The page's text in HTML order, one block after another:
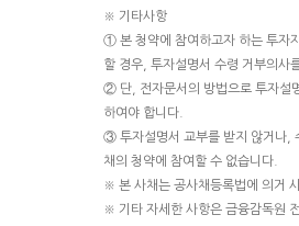
※ 기타사항
① 본 청약에 참여하고자 하는 투자
할 경우, 투자설명서 수령 거부의사
② 단, 전자문서의 방법으로 투자설
하여야 합니다.
③ 투자설명서 교부를 받지 않거나,
채의 청약에 참여할 수 없습니다.
※ 본 사채는 공사채등록법에 의거
※ 기타 자세한 사항은 금융감독원